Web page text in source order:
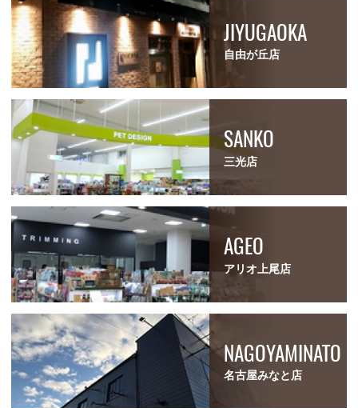
JIYUGAOKA
自由が丘店
SANKO
三光店
AGEO
アリオ上尾店
NAGOYAMINATO
名古屋みなと店